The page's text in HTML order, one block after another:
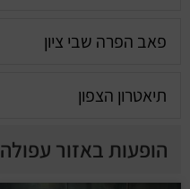
פאב הפרה שבי ציון
תיאטרון הצפון
הופעות באזור עפולה